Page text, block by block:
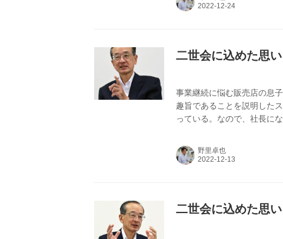
二世会に込めた思
事業継続に悩む販売店の息
趣旨であることを説明した
っている。なので、社長に
野里卓也
二世会に込めた思